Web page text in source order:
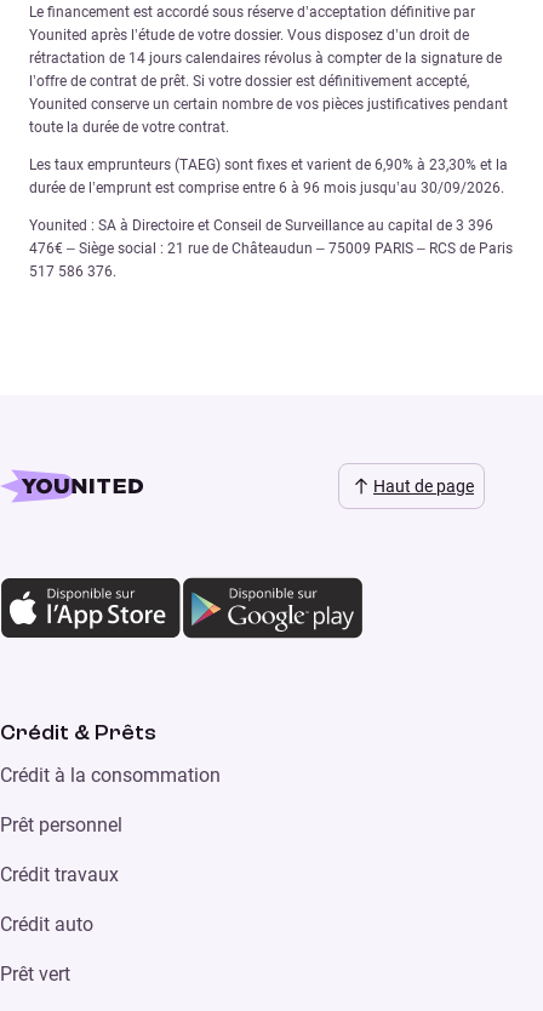
Le financement est accordé sous réserve d’acceptation définitive par
Younited après l’étude de votre dossier. Vous disposez d’un droit de
rétractation de 14 jours calendaires révolus à compter de la signature de
l’offre de contrat de prêt. Si votre dossier est définitivement accepté,
Younited conserve un certain nombre de vos pièces justificatives pendant
toute la durée de votre contrat.
Les taux emprunteurs (TAEG) sont fixes et varient de 6,90% à 23,30% et la
durée de l’emprunt est comprise entre 6 à 96 mois jusqu’au 30/09/2026.
Younited : SA à Directoire et Conseil de Surveillance au capital de 3 396
476€ – Siège social : 21 rue de Châteaudun – 75009 PARIS – RCS de Paris
517 586 376.
Haut de page
Crédit & Prêts
Crédit à la consommation
Prêt personnel
Crédit travaux
Crédit auto
Prêt vert